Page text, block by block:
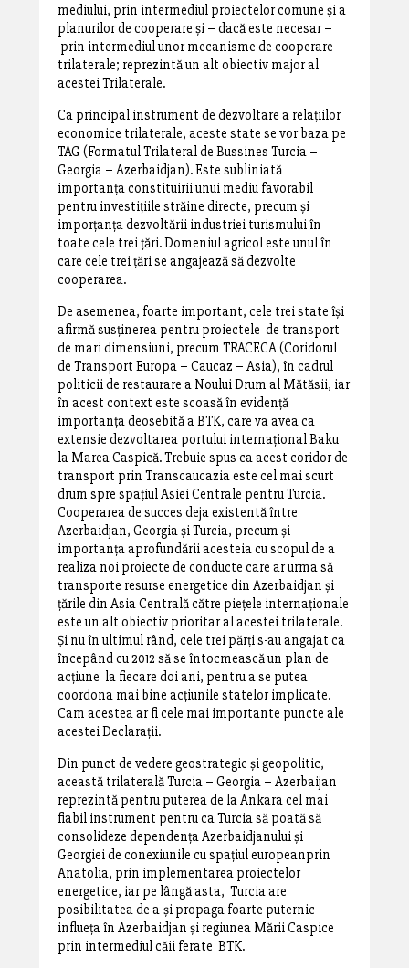
mediului, prin intermediul proiectelor comune și a
planurilor de cooperare și – dacă este necesar –
prin intermediul unor mecanisme de cooperare
trilaterale; reprezintă un alt obiectiv major al
acestei Trilaterale.
Ca principal instrument de dezvoltare a relațiilor
economice trilaterale, aceste state se vor baza pe
TAG (Formatul Trilateral de Bussines Turcia –
Georgia – Azerbaidjan). Este subliniată
importanța constituirii unui mediu favorabil
pentru investițiile străine directe, precum și
imporțanța dezvoltării industriei turismului în
toate cele trei țări. Domeniul agricol este unul în
care cele trei țări se angajează să dezvolte
cooperarea.
De asemenea, foarte important, cele trei state își
afirmă susținerea pentru proiectele de transport
de mari dimensiuni, precum TRACECA (Coridorul
de Transport Europa – Caucaz – Asia), în cadrul
politicii de restaurare a Noului Drum al Mătăsii, iar
în acest context este scoasă în evidență
importanța deosebită a BTK, care va avea ca
extensie dezvoltarea portului internațional Baku
la Marea Caspică. Trebuie spus ca acest coridor de
transport prin Transcaucazia este cel mai scurt
drum spre spațiul Asiei Centrale pentru Turcia.
Cooperarea de succes deja existentă între
Azerbaidjan, Georgia și Turcia, precum și
importanța aprofundării acesteia cu scopul de a
realiza noi proiecte de conducte care ar urma să
transporte resurse energetice din Azerbaidjan și
țările din Asia Centrală către piețele internaționale
este un alt obiectiv prioritar al acestei trilaterale.
Și nu în ultimul rând, cele trei părți s-au angajat ca
începând cu 2012 să se întocmească un plan de
acțiune la fiecare doi ani, pentru a se putea
coordona mai bine acțiunile statelor implicate.
Cam acestea ar fi cele mai importante puncte ale
acestei Declarații.
Din punct de vedere geostrategic și geopolitic,
această trilaterală Turcia – Georgia – Azerbaijan
reprezintă pentru puterea de la Ankara cel mai
fiabil instrument pentru ca Turcia să poată să
consolideze dependența Azerbaidjanului și
Georgiei de conexiunile cu spațiul europeanprin
Anatolia, prin implementarea proiectelor
energetice, iar pe lângă asta, Turcia are
posibilitatea de a-și propaga foarte puternic
influeța în Azerbaidjan și regiunea Mării Caspice
prin intermediul căii ferate BTK.